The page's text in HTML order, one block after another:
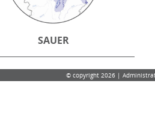
SAUER
© copyright 2026 |